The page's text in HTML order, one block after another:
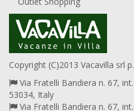
Copyright (C)2013 Vacavilla srl
Via Fratelli Bandiera n. 67,
53034, Italy
Via Fratelli Bandiera n. 67,